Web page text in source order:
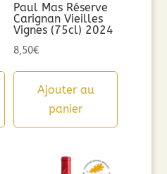
Paul Mas Réserve
Carignan Vieilles
Vignes (75cl) 2024
8,50€
Ajouter au
panier